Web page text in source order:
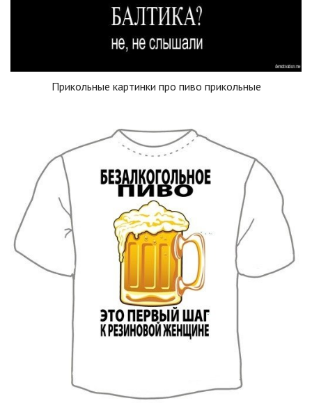
Прикольные картинки про пиво прикольные